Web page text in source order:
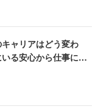
ャリアはどう変わ
る安心から仕事に集